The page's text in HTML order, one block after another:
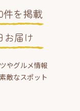
件を掲載
お届け
やグルメ情報
敵なスポット